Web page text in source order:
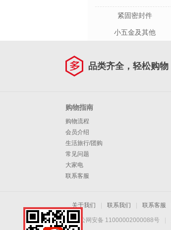
紧固密封件
小五金及其他
品类齐全，轻松购物
购物指南
购物流程
会员介绍
生活旅行/团购
常见问题
大家电
联系客服
关于我们 联系我们 联系客服
京公网安备 11000002000088号